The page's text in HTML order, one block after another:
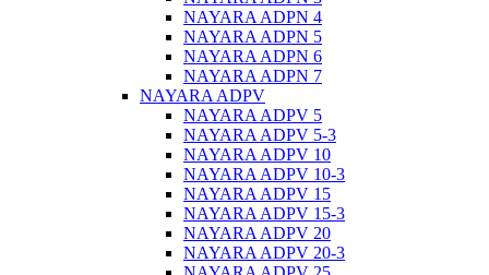
NAYARA ADPN 4
NAYARA ADPN 5
NAYARA ADPN 6
NAYARA ADPN 7
NAYARA ADPV
NAYARA ADPV 5
NAYARA ADPV 5-3
NAYARA ADPV 10
NAYARA ADPV 10-3
NAYARA ADPV 15
NAYARA ADPV 15-3
NAYARA ADPV 20
NAYARA ADPV 20-3